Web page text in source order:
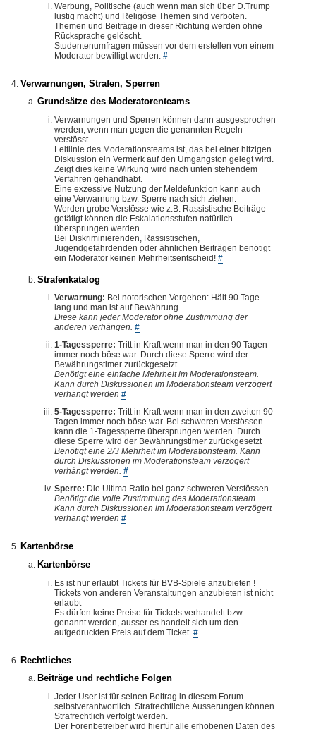
Werbung, Politische (auch wenn man sich über D.Trump
lustig macht) und Religöse Themen sind verboten.
Themen und Beiträge in dieser Richtung werden ohne
Rücksprache gelöscht.
Studentenumfragen müssen vor dem erstellen von einem
Moderator bewilligt werden. #
Verwarnungen, Strafen, Sperren
Grundsätze des Moderatorenteams
Verwarnungen und Sperren können dann ausgesprochen
werden, wenn man gegen die genannten Regeln
verstösst.
Leitlinie des Moderationsteams ist, das bei einer hitzigen
Diskussion ein Vermerk auf den Umgangston gelegt wird.
Zeigt dies keine Wirkung wird nach unten stehendem
Verfahren gehandhabt.
Eine exzessive Nutzung der Meldefunktion kann auch
eine Verwarnung bzw. Sperre nach sich ziehen.
Werden grobe Verstösse wie z.B. Rassistische Beiträge
getätigt können die Eskalationsstufen natürlich
übersprungen werden.
Bei Diskriminierenden, Rassistischen,
Jugendgefährdenden oder ähnlichen Beiträgen benötigt
ein Moderator keinen Mehrheitsentscheid! #
Strafenkatalog
Verwarnung: Bei notorischen Vergehen: Hält 90 Tage
lang und man ist auf Bewährung
Diese kann jeder Moderator ohne Zustimmung der
anderen verhängen. #
1-Tagessperre: Tritt in Kraft wenn man in den 90 Tagen
immer noch böse war. Durch diese Sperre wird der
Bewährungstimer zurückgesetzt
Benötigt eine einfache Mehrheit im Moderationsteam.
Kann durch Diskussionen im Moderationsteam verzögert
verhängt werden #
5-Tagessperre: Tritt in Kraft wenn man in den zweiten 90
Tagen immer noch böse war. Bei schweren Verstössen
kann die 1-Tagessperre übersprungen werden. Durch
diese Sperre wird der Bewährungstimer zurückgesetzt
Benötigt eine 2/3 Mehrheit im Moderationsteam. Kann
durch Diskussionen im Moderationsteam verzögert
verhängt werden. #
Sperre: Die Ultima Ratio bei ganz schweren Verstössen
Benötigt die volle Zustimmung des Moderationsteam.
Kann durch Diskussionen im Moderationsteam verzögert
verhängt werden #
Kartenbörse
Kartenbörse
Es ist nur erlaubt Tickets für BVB-Spiele anzubieten !
Tickets von anderen Veranstaltungen anzubieten ist nicht
erlaubt
Es dürfen keine Preise für Tickets verhandelt bzw.
genannt werden, ausser es handelt sich um den
aufgedruckten Preis auf dem Ticket. #
Rechtliches
Beiträge und rechtliche Folgen
Jeder User ist für seinen Beitrag in diesem Forum
selbstverantwortlich. Strafrechtliche Äusserungen können
Strafrechtlich verfolgt werden.
Der Forenbetreiber wird hierfür alle erhobenen Daten des